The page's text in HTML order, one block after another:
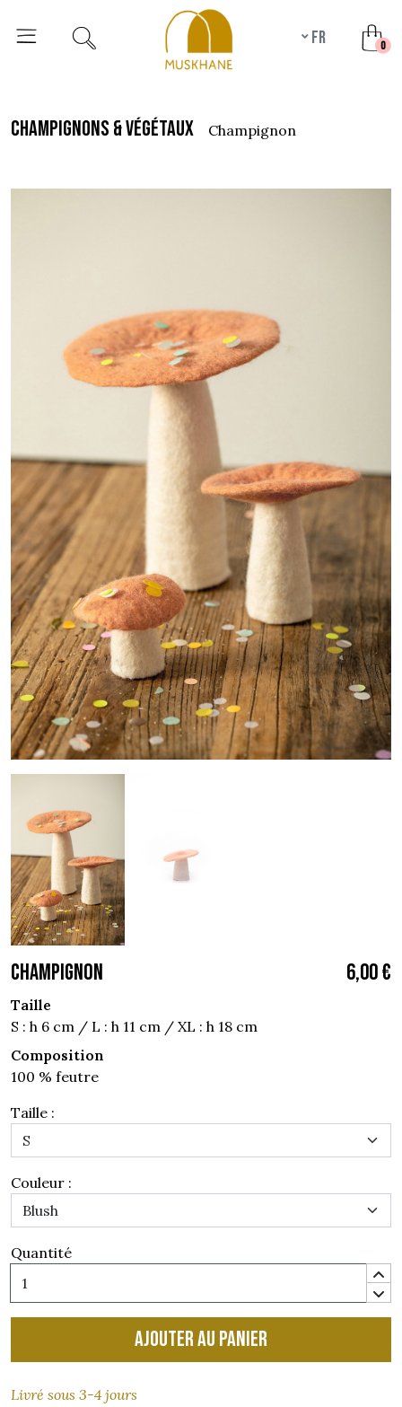
fr 0
champignons & végétaux champignon
CHAMPIGNON 6,00 €
Taille
S : h 6 cm / L : h 11 cm / XL : h 18 cm
Composition
100 % feutre
Taille :
Couleur :
Quantité
Ajouter au panier
Livré sous 3-4 jours